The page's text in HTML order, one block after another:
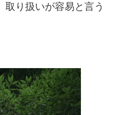
取り扱いが容易と言う